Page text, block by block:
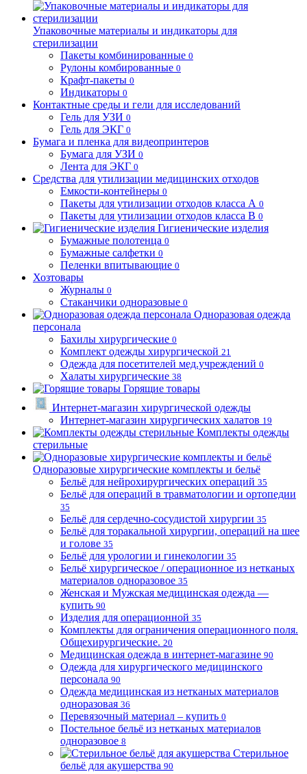
Упаковочные материалы и индикаторы для
стерилизации
Пакеты комбинированные 0
Рулоны комбированные 0
Крафт-пакеты 0
Индикаторы 0
Контактные среды и гели для исследований
Гель для УЗИ 0
Гель для ЭКГ 0
Бумага и пленка для видеопринтеров
Бумага для УЗИ 0
Лента для ЭКГ 0
Средства для утилизации медицинских отходов
Емкости-контейнеры 0
Пакеты для утилизации отходов класса А 0
Пакеты для утилизации отходов класса В 0
Гигиенические изделия
Бумажные полотенца 0
Бумажные салфетки 0
Пеленки впитывающие 0
Хозтовары
Журналы 0
Стаканчики одноразовые 0
Одноразовая одежда
персонала
Бахилы хирургические 0
Комплект одежды хирургической 21
Одежда для посетителей мед.учреждений 0
Халаты хирургические 38
Горящие товары
Интернет-магазин хирургической одежды
Интернет-магазин хирургических халатов 19
Комплекты одежды
стерильные
Одноразовые хирургические комплекты и бельё
Бельё для нейрохирургических операций 35
Бельё для операций в травматологии и ортопедии
35
Бельё для сердечно-сосудистой хирургии 35
Бельё для торакальной хирургии, операций на шее
и голове 35
Бельё для урологии и гинекологии 35
Бельё хирургическое / операционное из нетканых
материалов одноразовое 35
Женская и Мужская медицинская одежда —
купить 90
Изделия для операционной 35
Комплекты для ограничения операционного поля.
Общехирургические. 20
Медицинская одежда в интернет-магазине 90
Одежда для хирургического медицинского
персонала 90
Одежда медицинская из нетканых материалов
одноразовая 36
Перевязочный материал – купить 0
Постельное бельё из нетканых материалов
одноразовое 8
Стерильное
бельё для акушерства 90